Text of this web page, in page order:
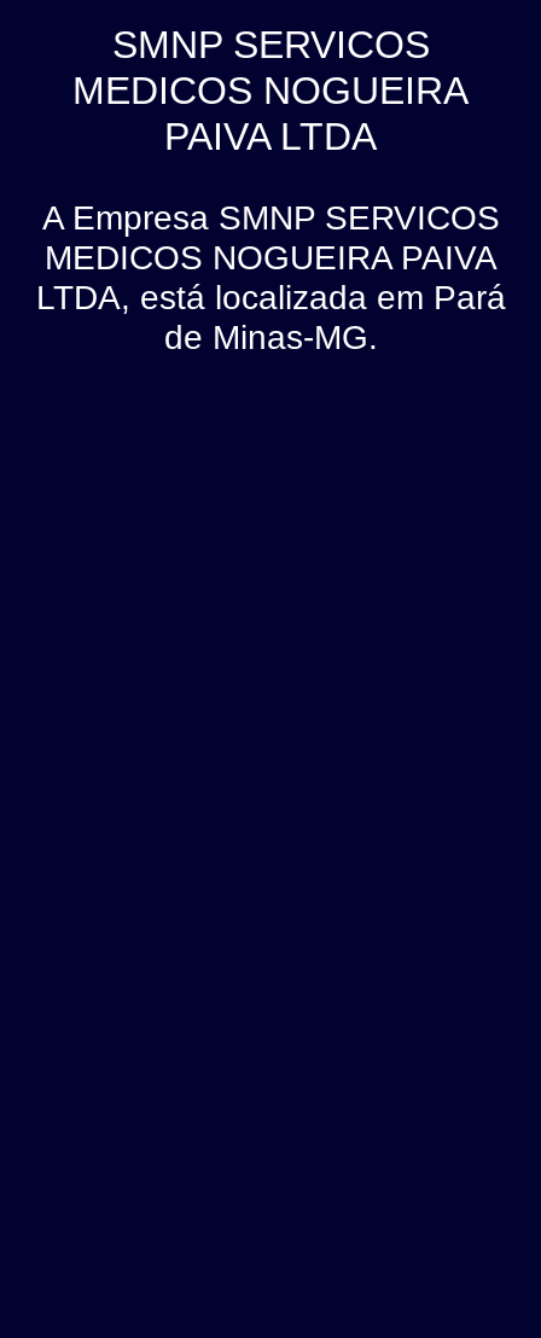
SMNP SERVICOS
MEDICOS NOGUEIRA
PAIVA LTDA
A Empresa SMNP SERVICOS
MEDICOS NOGUEIRA PAIVA
LTDA, está localizada em Pará
de Minas-MG.